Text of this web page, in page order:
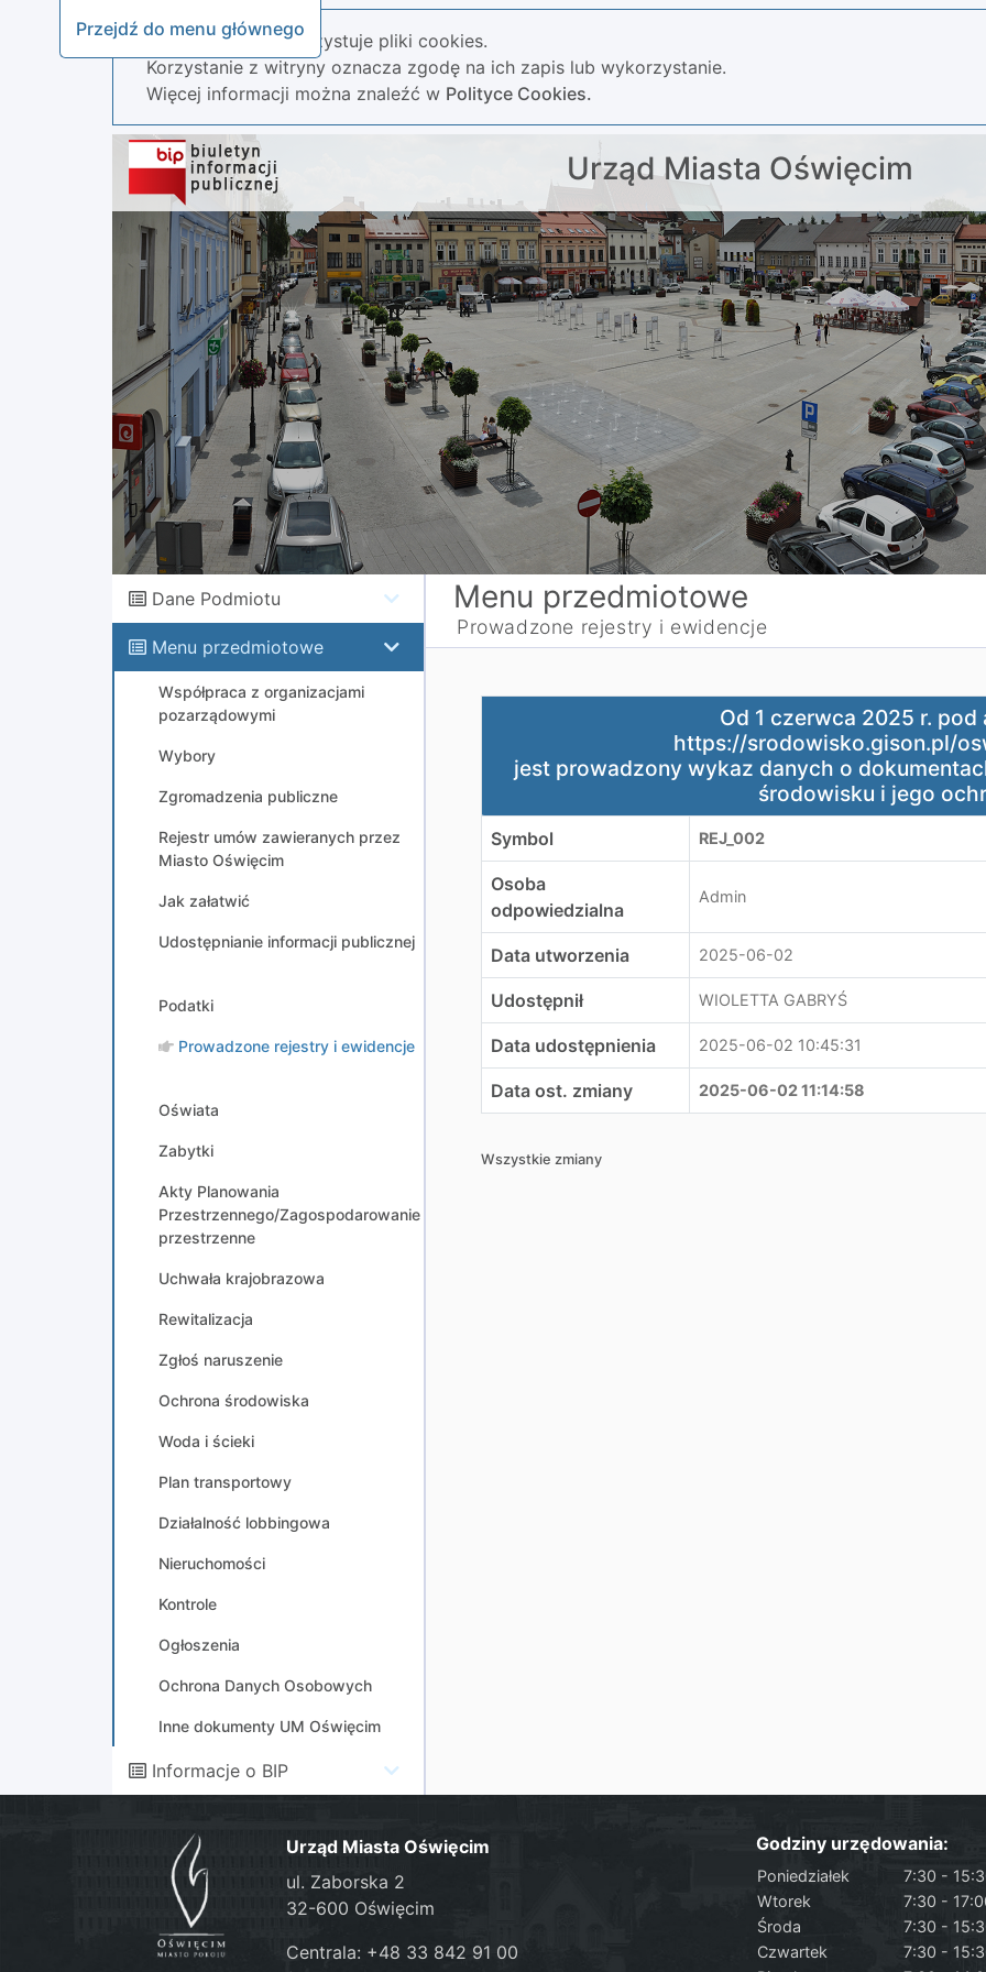
Przejdź do menu głównego
Nasza strona wykorzystuje pliki cookies.
Korzystanie z witryny oznacza zgodę na ich zapis lub wykorzystanie.
Więcej informacji można znaleźć w Polityce Cookies.
Urząd Miasta Oświęcim
Dane Podmiotu
Menu przedmiotowe
Współpraca z organizacjami
pozarządowymi
Wybory
Zgromadzenia publiczne
Rejestr umów zawieranych przez
Miasto Oświęcim
Jak załatwić
Udostępnianie informacji publicznej
Podatki
Prowadzone rejestry i ewidencje
Oświata
Zabytki
Akty Planowania
Przestrzennego/Zagospodarowanie
przestrzenne
Uchwała krajobrazowa
Rewitalizacja
Zgłoś naruszenie
Ochrona środowiska
Woda i ścieki
Plan transportowy
Działalność lobbingowa
Nieruchomości
Kontrole
Ogłoszenia
Ochrona Danych Osobowych
Inne dokumenty UM Oświęcim
Informacje o BIP
Menu przedmiotowe
Prowadzone rejestry i ewidencje
Od 1 czerwca 2025 r. pod adresem:
https://srodowisko.gison.pl/oswiecimmiasto
jest prowadzony wykaz danych o dokumentach
Od 1 czerwca 2025 r. pod
https://srodowisko.gison.pl/
jest prowadzony wykaz danych o
środowisku i jego
Symbol REJ_002
Osoba
odpowiedzialna
Admin
Data utworzenia 2025-06-02
Udostępnił WIOLETTA GABRYŚ
Data udostępnienia 2025-06-02 10:45:31
Data ost. zmiany 2025-06-02 11:14:58
Wszystkie zmiany
Urząd Miasta Oświęcim
ul. Zaborska 2
32-600 Oświęcim
Centrala: +48 33 842 91 00
Godziny urzędowania:
Poniedziałek
7:30 -
Wtorek
7:30 -
Środa
7:30 -
Czwartek
7:30 -